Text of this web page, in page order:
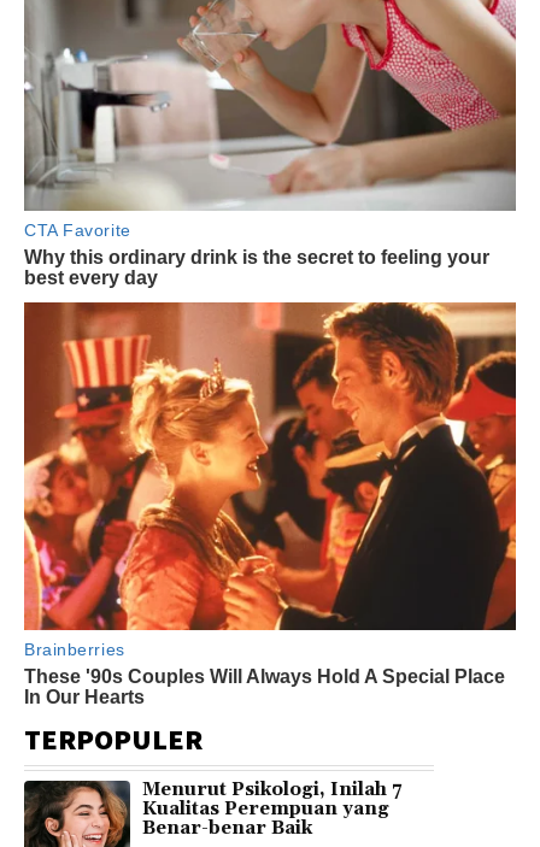
TERPOPULER
Menurut Psikologi, Inilah 7
Kualitas Perempuan yang
Benar-benar Baik